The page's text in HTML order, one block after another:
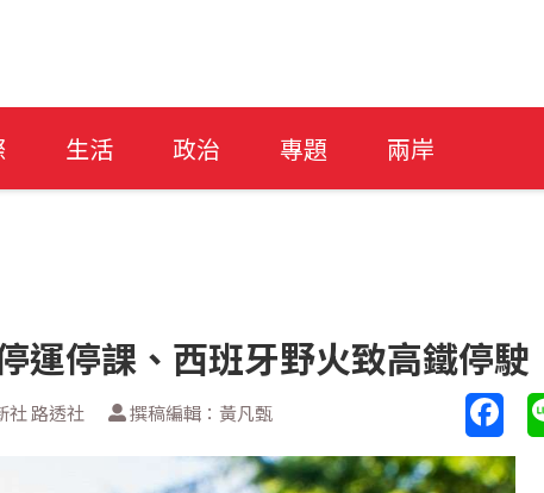
生活 政治 專題 兩岸
運停課、西班牙野火致高鐵停駛
社 路透社 撰稿編輯：黃凡甄